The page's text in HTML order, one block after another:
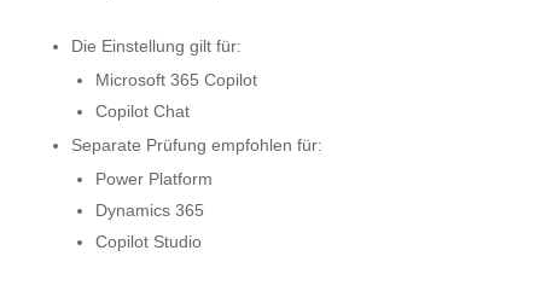
Die Einstellung gilt für:
Microsoft 365 Copilot
Copilot Chat
Separate Prüfung empfohlen für:
Power Platform
Dynamics 365
Copilot Studio